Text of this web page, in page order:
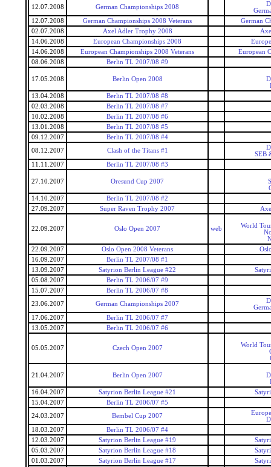
12.07.2008
German Championships 2008
12.07.2008
German Championships 2008 Veterans
German
02.07.2008
Axel Adler Trophy 2008
14.06.2008
European Championships 2008
14.06.2008
European Championships 2008 Veterans
European
08.06.2008
Berlin TL 2007/08 #9
17.05.2008 Berlin Open 2008
13.04.2008
Berlin TL 2007/08 #8
02.03.2008
Berlin TL 2007/08 #7
10.02.2008
Berlin TL 2007/08 #6
13.01.2008
Berlin TL 2007/08 #5
09.12.2007
Berlin TL 2007/08 #4
08.12.2007
Clash of the Titans #1
SEB
11.11.2007
Berlin TL 2007/08 #3
27.10.2007 Oresund Cup 2007
14.10.2007
Berlin TL 2007/08 #2
27.09.2007
Super Raven Trophy 2007
22.09.2007 Oslo Open 2007 web
World
22.09.2007
Oslo Open 2008 Veterans
16.09.2007
Berlin TL 2007/08 #1
13.09.2007
Satyrion Berlin League #22
05.08.2007
Berlin TL 2006/07 #9
15.07.2007
Berlin TL 2006/07 #8
23.06.2007
German Championships 2007
17.06.2007
Berlin TL 2006/07 #7
13.05.2007
Berlin TL 2006/07 #6
05.05.2007 Czech Open 2007
World
21.04.2007 Berlin Open 2007
16.04.2007
Satyrion Berlin League #21
15.04.2007
Berlin TL 2006/07 #5
24.03.2007
Bembel Cup 2007
18.03.2007
Berlin TL 2006/07 #4
12.03.2007
Satyrion Berlin League #19
05.03.2007
Satyrion Berlin League #18
01.03.2007
Satyrion Berlin League #17